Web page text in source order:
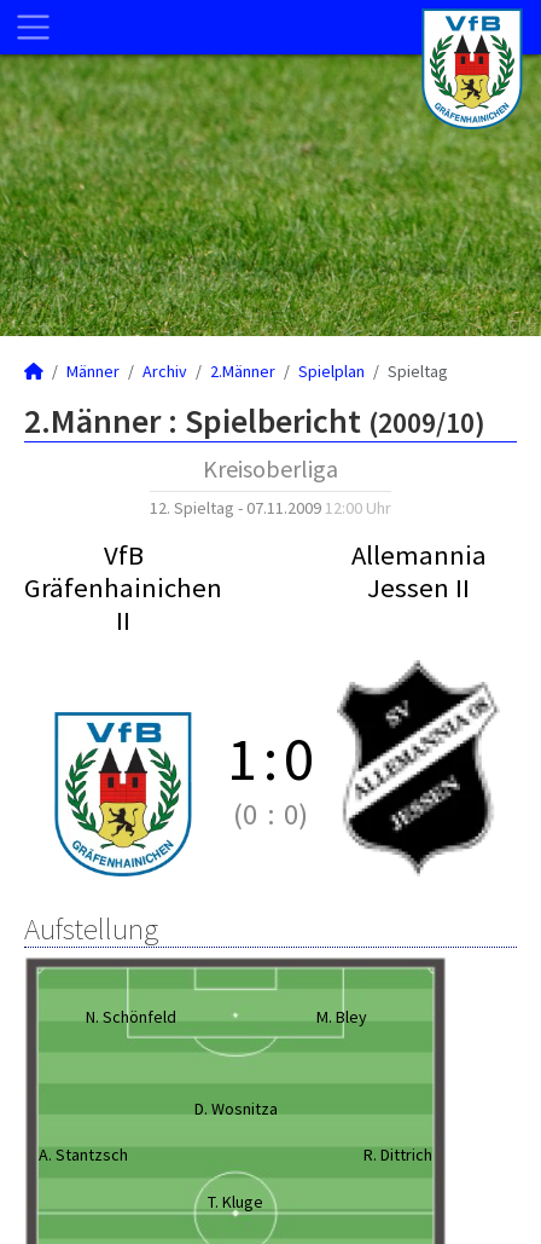
Männer Archiv 2.Männer Spielplan Spieltag
2.Männer : Spielbericht (2009/10)
Kreisoberliga
12. Spieltag - 07.11.2009 12:00 Uhr
VfB
Gräfenhainichen
II
Allemannia
Jessen II
1:0
(0 : 0)
Aufstellung
N. Schönfeld M. Bley
D. Wosnitza
A. Stantzsch R. Dittrich
T. Kluge